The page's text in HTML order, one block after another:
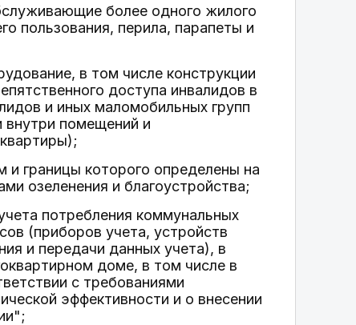
более одного жилого
пользования, перила, парапеты и
в том числе конструкции
доступа инвалидов в
и иных маломобильных групп
внутри помещений и
границы которого определены на
озеленения и благоустройства;
потребления коммунальных
(приборов учета, устройств
и передачи данных учета), в
доме, в том числе в
с требованиями
эффективности и о внесении